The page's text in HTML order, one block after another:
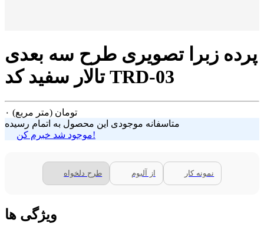
پرده زبرا تصویری طرح سه بعدی
تالار سفید کد TRD-03
۰ تومان (متر مربع)
متاسفانه موجودی این محصول به اتمام رسیده
موجود شد خبرم کن!
طرح دلخواه از آلبوم نمونه کار
ویژگی ها